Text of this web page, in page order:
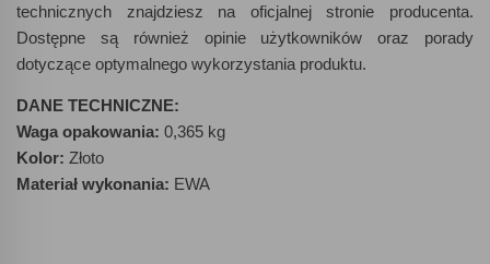
technicznych znajdziesz na oficjalnej stronie producenta.
Dostępne są również opinie użytkowników oraz porady
dotyczące optymalnego wykorzystania produktu.
DANE TECHNICZNE:
Waga opakowania: 0,365 kg
Kolor: Złoto
Materiał wykonania: EWA